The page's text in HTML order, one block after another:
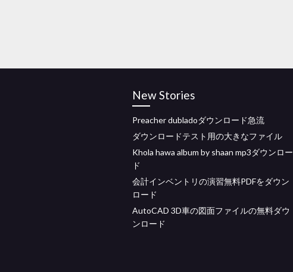
New Stories
Preacher dubladoダウンロード急流
ダウンロードテスト用の大きなファイル
Khola hawa album by shaan mp3ダウンロー
ド
会計インベントリの演習無料PDFをダウン
ロード
AutoCAD 3D車の図面ファイルの無料ダウ
ンロード